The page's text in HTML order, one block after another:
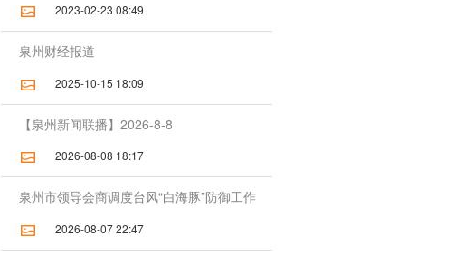
2023-02-23 08:49
泉州财经报道
2025-10-15 18:09
【泉州新闻联播】2026-8-8
2026-08-08 18:17
泉州市领导会商调度台风“白海豚”防御工作
2026-08-07 22:47